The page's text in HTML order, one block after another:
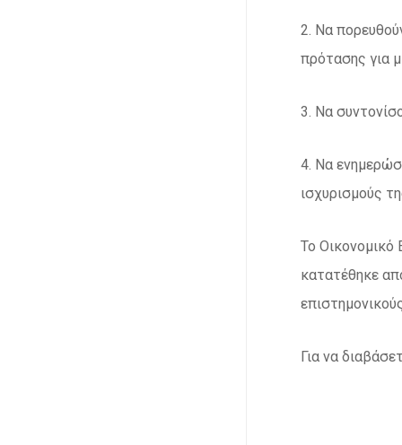
2. Να
πρότασης για
3. Να
4. Να
ισχυρισμούς
Το Οικονομικό
κατατέθηκε
Για να